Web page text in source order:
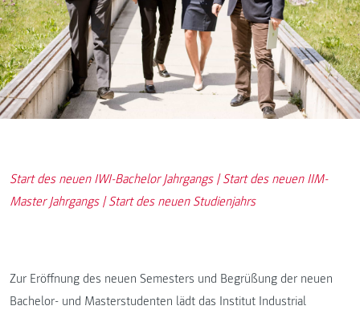
Start des neuen IWI-Bachelor Jahrgangs | Start des neuen IIM-
Master Jahrgangs | Start des neuen Studienjahrs
Zur Eröffnung des neuen Semesters und Begrüßung der neuen
Bachelor- und Masterstudenten lädt das Institut Industrial